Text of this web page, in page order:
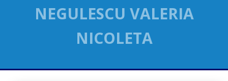
NEGULESCU VALERIA
NICOLETA